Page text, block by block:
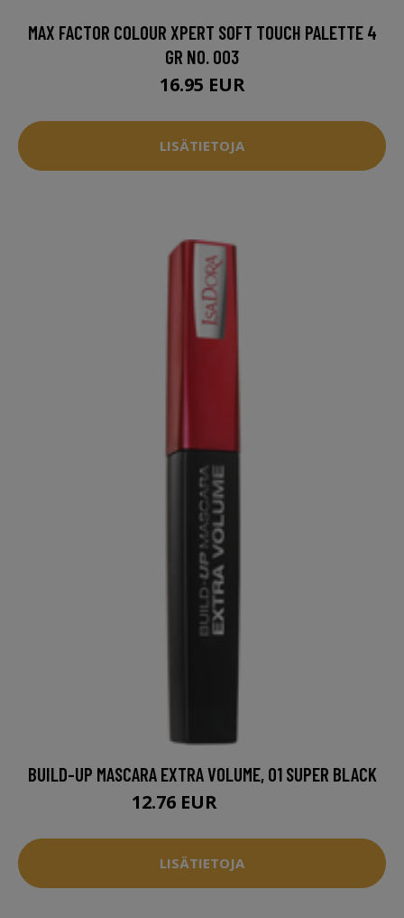
MAX FACTOR COLOUR XPERT SOFT TOUCH PALETTE 4
GR NO. 003
16.95 EUR
LISÄTIETOJA
BUILD-UP MASCARA EXTRA VOLUME, 01 SUPER BLACK
12.76 EUR
LISÄTIETOJA